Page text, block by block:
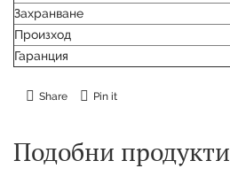
Захранване
Произход
Гаранция
Share Pin it
Подобни продукти